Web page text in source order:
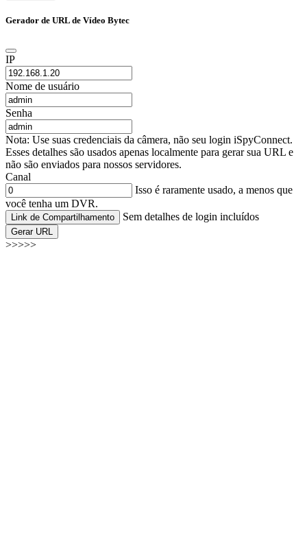
Gerador de URL de Vídeo Bytec
IP
Nome de usuário
Senha
Nota: Use suas credenciais da câmera, não seu login iSpyConnect.
Esses detalhes são usados apenas localmente para gerar sua URL e
não são enviados para nossos servidores.
Canal
Isso é raramente usado, a menos que
você tenha um DVR.
Link de Compartilhamento Sem detalhes de login incluídos
Gerar URL
>>>>>